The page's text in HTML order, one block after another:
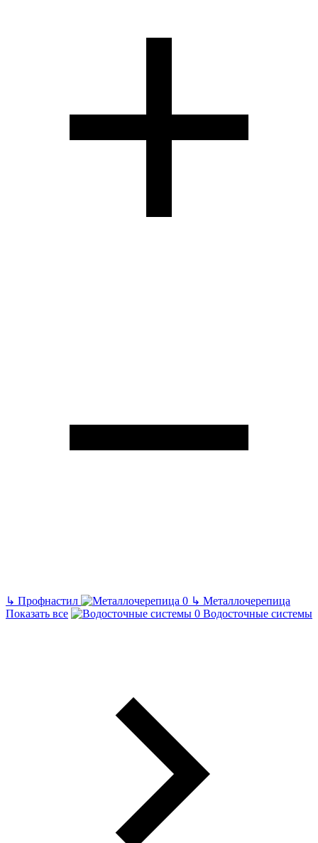
↳ Профнастил ↳ Металлочерепица
Показать все
Водосточные системы